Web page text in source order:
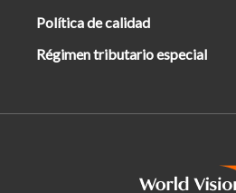
Política de calidad
Régimen tributario especial